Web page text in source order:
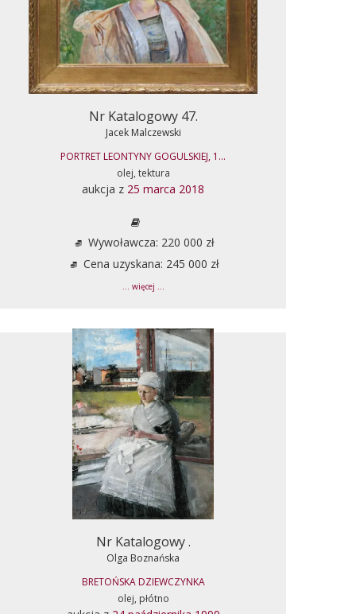
Nr Katalogowy 47.
Jacek Malczewski
PORTRET LEONTYNY GOGULSKIEJ, 1...
olej, tektura
aukcja z 25 marca 2018
Wywoławcza: 220 000 zł
Cena uzyskana: 245 000 zł
... więcej ...
Nr Katalogowy .
Olga Boznańska
BRETOŃSKA DZIEWCZYNKA
olej, płótno